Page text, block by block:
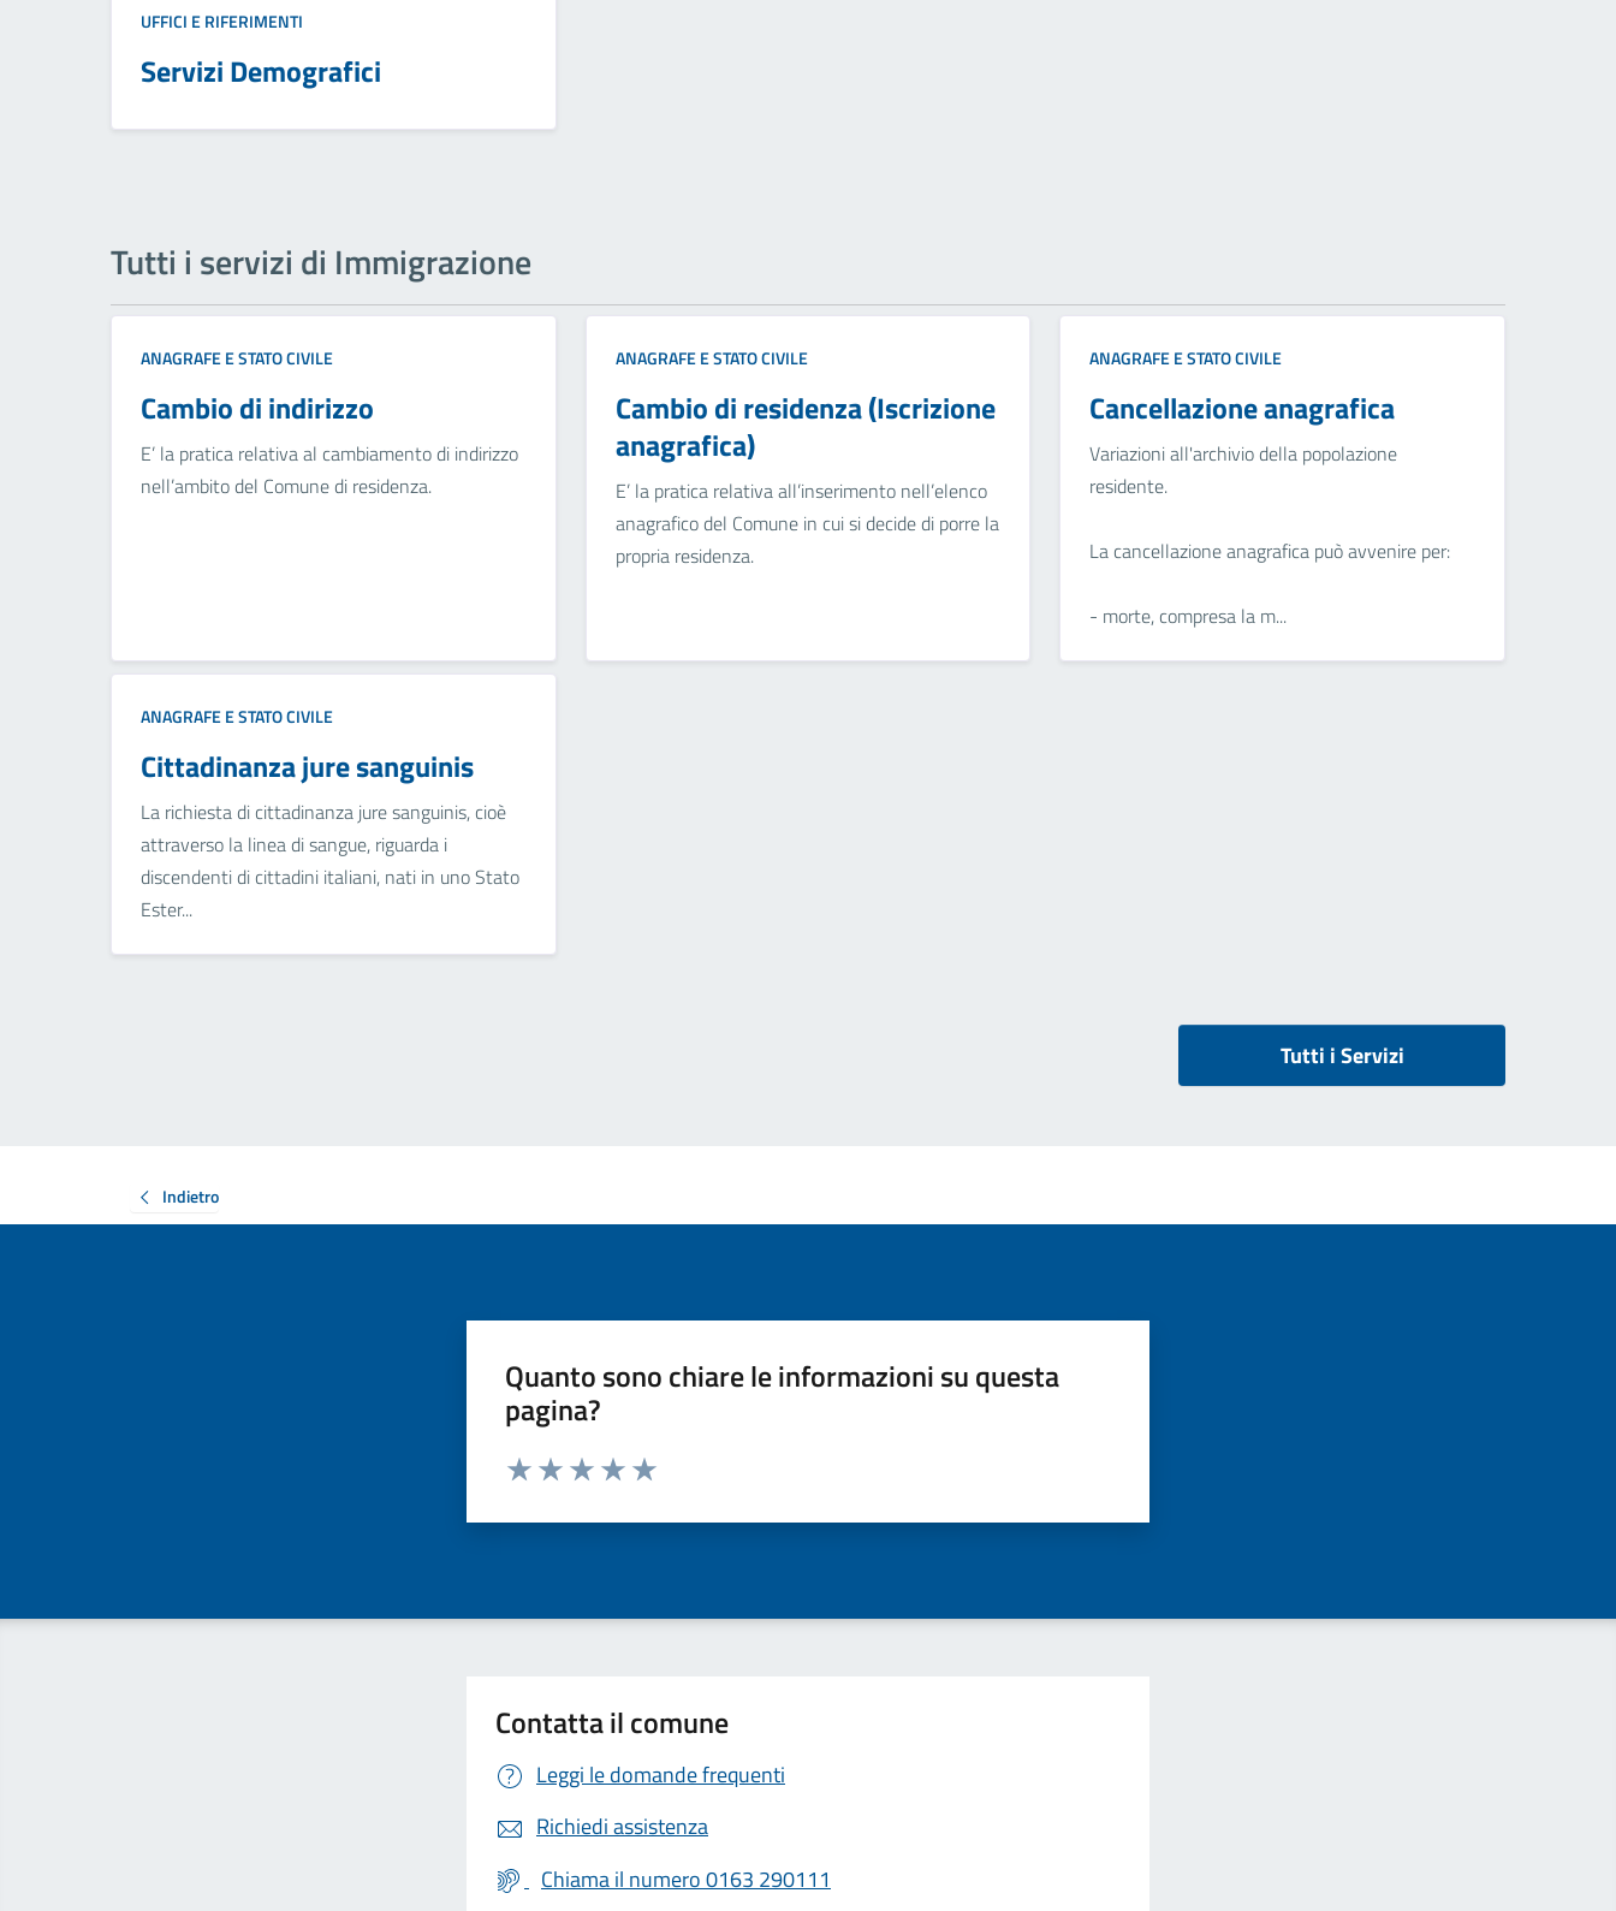
UFFICI E RIFERIMENTI
Servizi Demografici
Tutti i servizi di Immigrazione
ANAGRAFE E STATO CIVILE
Cambio di indirizzo
E’ la pratica relativa al cambiamento di indirizzo
nell’ambito del Comune di residenza.
ANAGRAFE E STATO CIVILE
Cambio di residenza (Iscrizione
anagrafica)
E’ la pratica relativa all’inserimento nell’elenco
anagrafico del Comune in cui si decide di porre la
propria residenza.
ANAGRAFE E STATO CIVILE
Cancellazione anagrafica
Variazioni all'archivio della popolazione
residente.
La cancellazione anagrafica può avvenire per:
- morte, compresa la m...
ANAGRAFE E STATO CIVILE
Cittadinanza jure sanguinis
La richiesta di cittadinanza jure sanguinis, cioè
attraverso la linea di sangue, riguarda i
discendenti di cittadini italiani, nati in uno Stato
Ester...
Tutti i Servizi
Indietro
Quanto sono chiare le informazioni su questa
pagina?
Valuta da 1 a 5 stelle la pagina
Contatta il comune
Leggi le domande frequenti
Richiedi assistenza
Chiama il numero 0163 290111